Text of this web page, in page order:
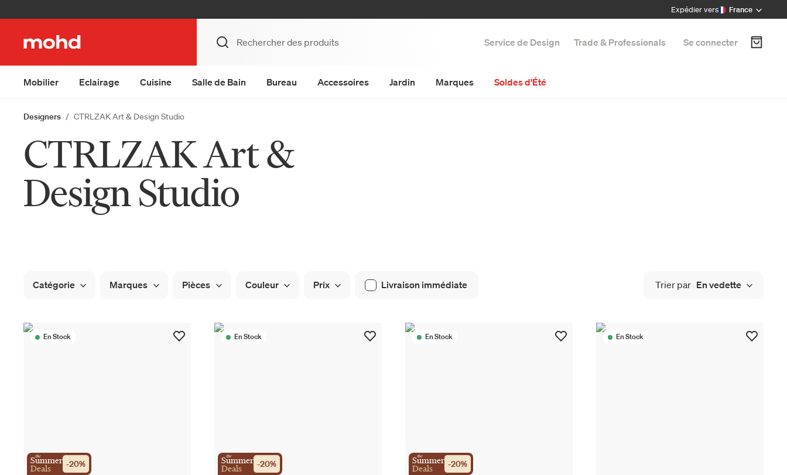
Expédier vers France
Service de Design Trade & Professionals Se connecter
Mobilier Eclairage Cuisine Salle de Bain Bureau Accessoires Jardin Marques Soldes d'Été
Designers CTRLZAK Art & Design Studio
CTRLZAK Art &
Design Studio
Catégorie Marques Pièces Couleur Prix Livraison immédiate Trier par En vedette
En Stock
the
Summer
Deals -20%
En Stock
the
Summer
Deals -20%
En Stock
the
Summer
Deals -20%
En Stock